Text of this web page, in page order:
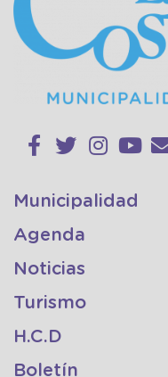
Municipalidad
Agenda
Noticias
Turismo
H.C.D
Boletín